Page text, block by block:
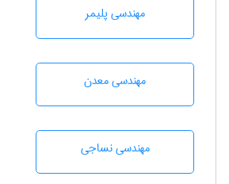
مهندسی پليمر
مهندسی معدن
مهندسي نساجی